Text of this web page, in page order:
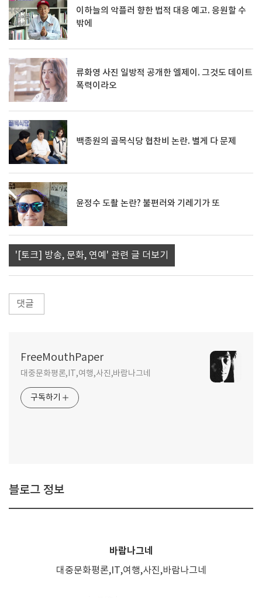
이하늘의 악플러 향한 법적 대응 예고. 응원할 수
밖에
류화영 사진 일방적 공개한 엘제이. 그것도 데이트
폭력이라오
백종원의 골목식당 협찬비 논란. 별게 다 문제
윤정수 도촬 논란? 불편러와 기레기가 또
'[토크] 방송, 문화, 연예' 관련 글 더보기
댓글
FreeMouthPaper
대중문화평론,IT,여행,사진,바람나그네
구독하기
블로그 정보
바람나그네
대중문화평론,IT,여행,사진,바람나그네